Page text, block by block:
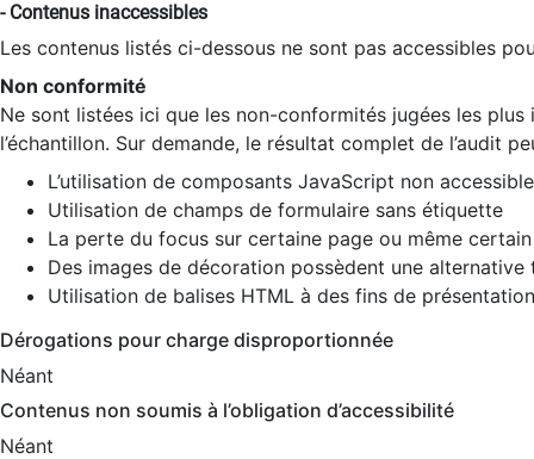
- Contenus inaccessibles
Les contenus listés ci-dessous ne sont pas accessibles
Non conformité
Ne sont listées ici que les non-conformités jugées les
l’échantillon. Sur demande, le résultat complet de l’audit
L’utilisation de composants JavaScript non
Utilisation de champs de formulaire sans étiquette
La perte du focus sur certaine page ou même
Des images de décoration possèdent une alternative
Utilisation de balises HTML à des fins de
Dérogations pour charge disproportionnée
Néant
Contenus non soumis à l’obligation d’accessibilité
Néant